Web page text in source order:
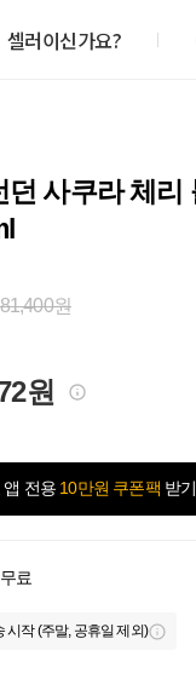
셀러이신가요?
사쿠라 체리
81,400원
원
앱 전용 10만원 쿠폰팩 받기
무료
시작 (주말, 공휴일 제외)